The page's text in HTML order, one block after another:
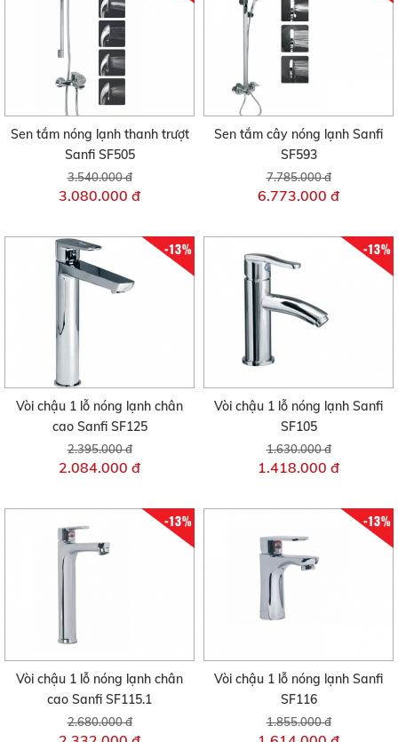
Sen tắm nóng lạnh thanh trượt
Sanfi SF505
3.540.000 đ
3.080.000 đ
Sen tắm cây nóng lạnh Sanfi
SF593
7.785.000 đ
6.773.000 đ
-13%
Vòi chậu 1 lỗ nóng lạnh chân
cao Sanfi SF125
2.395.000 đ
2.084.000 đ
-13%
Vòi chậu 1 lỗ nóng lạnh Sanfi
SF105
1.630.000 đ
1.418.000 đ
-13%
Vòi chậu 1 lỗ nóng lạnh chân
cao Sanfi SF115.1
2.680.000 đ
-13%
Vòi chậu 1 lỗ nóng lạnh Sanfi
SF116
1.855.000 đ